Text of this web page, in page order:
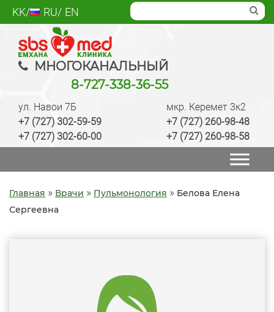
Skip
to
content
KK RU EN
SBS med
Многопрофильный медцентр Алматы,
лаборатория, анализы, диагностика, лечение,
качественно
ул. Навои 7Б
+7 (727) 302-59-59
+7 (727) 302-60-00
мкр. Керемет 3к2
+7 (727) 260-98-48
+7 (727) 260-98-58
МНОГОКАНАЛЬНЫЙ
8-727-338-36-55
Главная » Врачи » Пульмонология » Белова Елена
Сергеевна